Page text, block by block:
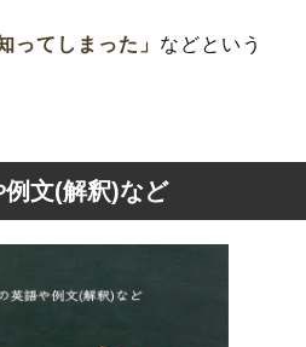
ってしまった」 などという
例文(解釈)など